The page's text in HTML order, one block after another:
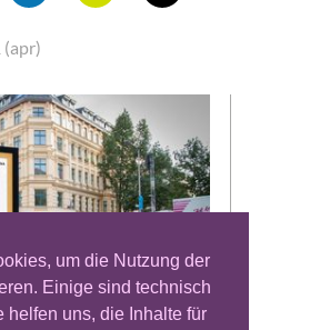
um die Nutzung der
Einige sind technisch
helfen uns, die Inhalte für
(apr)